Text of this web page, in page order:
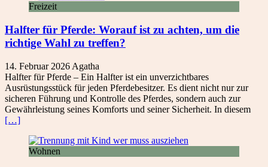
Freizeit
Halfter für Pferde: Worauf ist zu achten, um die
richtige Wahl zu treffen?
14. Februar 2026 Agatha
Halfter für Pferde – Ein Halfter ist ein unverzichtbares
Ausrüstungsstück für jeden Pferdebesitzer. Es dient nicht nur zur
sicheren Führung und Kontrolle des Pferdes, sondern auch zur
Gewährleistung seines Komforts und seiner Sicherheit. In diesem
[…]
Wohnen